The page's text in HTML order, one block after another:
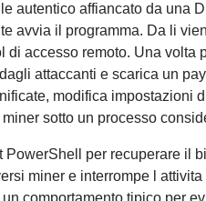
autentico affiancato da una
avvia il programma. Da li
accesso remoto. Una volta
attaccanti e scarica un
modifica impostazioni
sotto un processo
PowerShell per recuperare il
miner e interrompe l